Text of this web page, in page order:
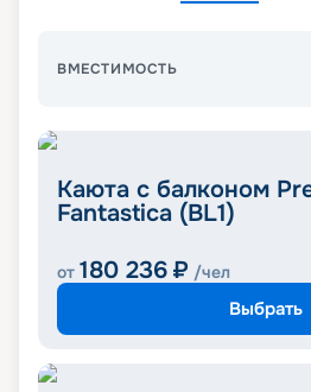
ВМЕСТИМОСТЬ
Каюта с балконом
Fantastica (BL1)
от 180 236 ₽ /чел
Выбрать